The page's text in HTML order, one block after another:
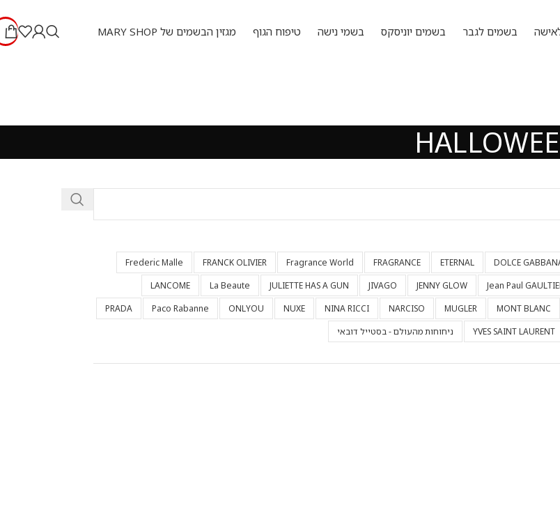
בשמים לגבר בשמים יוניסקס בשמי נישה טיפוח הגוף מגזין הבשמים של MARY SHOP
DOLCE
ETERNAL
FRAGRANCE
Fragrance World
FRANCK OLIVIER
Frederic Malle
Jean Paul
JENNY GLOW
JIVAGO
JULIETTE HAS A GUN
La Beaute
LANCOME
MONT BLANC
MUGLER
NARCISO
NINA RICCI
NUXE
ONLYOU
Paco Rabanne
PRADA
YVES SAINT LAURENT ניחוחות מהעולם - בסטייל דובאי